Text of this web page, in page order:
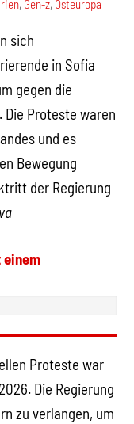
, Gen-z, Osteuropa
sich
in Sofia
gegen die
Proteste waren
und es
Bewegung
der Regierung
einem
Proteste war
Die Regierung
zu verlangen, um